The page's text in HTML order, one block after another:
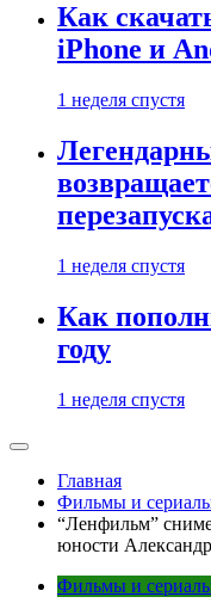
Как
iPhone и
1 неделя спустя
1 неделя спустя
Как
году
1 неделя спустя
Главная
Фильмы и
“Ленфильм”
юности
Фильмы и